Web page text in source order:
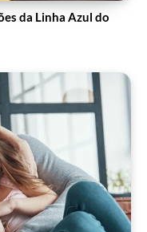
da Linha Azul do